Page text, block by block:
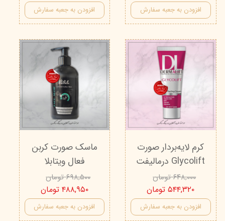
افزودن به جعبه سفارش افزودن به جعبه سفارش
کرم لایه‌بردار صورت
Glycolift درمالیفت
۶۴۸,۰۰۰ تومان
۵۴۴,۳۲۰ تومان
افزودن به جعبه سفارش
ماسک صورت کربن
فعال ویتابلا
۶۹۸,۵۰۰ تومان
۴۸۸,۹۵۰ تومان
افزودن به جعبه سفارش